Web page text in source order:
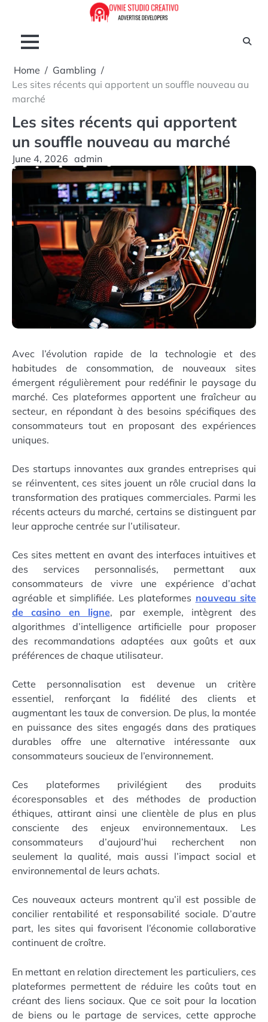
content
Home
Gambling
Les sites récents qui apportent un souffle nouveau au
marché
Les sites récents qui apportent
un souffle nouveau au marché
June 4, 2026 admin
Avec l’évolution rapide de la technologie et des
habitudes de consommation, de nouveaux sites
émergent régulièrement pour redéfinir le paysage du
marché. Ces plateformes apportent une fraîcheur au
secteur, en répondant à des besoins spécifiques des
consommateurs tout en proposant des expériences
uniques.
Des startups innovantes aux grandes entreprises qui
se réinventent, ces sites jouent un rôle crucial dans la
transformation des pratiques commerciales. Parmi les
récents acteurs du marché, certains se distinguent par
leur approche centrée sur l’utilisateur.
Ces sites mettent en avant des interfaces intuitives et
des services personnalisés, permettant aux
consommateurs de vivre une expérience d’achat
agréable et simplifiée. Les plateformes nouveau site
de casino en ligne, par exemple, intègrent des
algorithmes d’intelligence artificielle pour proposer
des recommandations adaptées aux goûts et aux
préférences de chaque utilisateur.
Cette personnalisation est devenue un critère
essentiel, renforçant la fidélité des clients et
augmentant les taux de conversion. De plus, la montée
en puissance des sites engagés dans des pratiques
durables offre une alternative intéressante aux
consommateurs soucieux de l’environnement.
Ces plateformes privilégient des produits
écoresponsables et des méthodes de production
éthiques, attirant ainsi une clientèle de plus en plus
consciente des enjeux environnementaux. Les
consommateurs d’aujourd’hui recherchent non
seulement la qualité, mais aussi l’impact social et
environnemental de leurs achats.
Ces nouveaux acteurs montrent qu’il est possible de
concilier rentabilité et responsabilité sociale. D’autre
part, les sites qui favorisent l’économie collaborative
continuent de croître.
En mettant en relation directement les particuliers, ces
plateformes permettent de réduire les coûts tout en
créant des liens sociaux. Que ce soit pour la location
de biens ou le partage de services, cette approche